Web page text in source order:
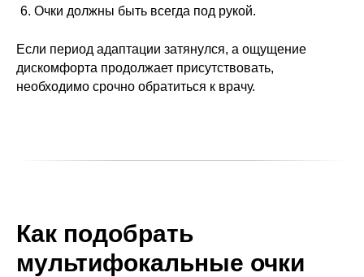
Очки должны быть всегда под рукой.
Если период адаптации затянулся, а ощущение
дискомфорта продолжает присутствовать,
необходимо срочно обратиться к врачу.
Как подобрать
мультифокальные очки